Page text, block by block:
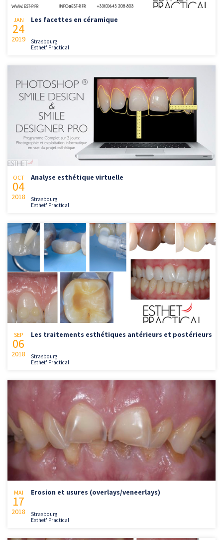
JAN
24
2019
Les facettes en céramique
Strasbourg
Esthet' Practical
OCT
04
2018
Analyse esthétique virtuelle
Strasbourg
Esthet' Practical
SEP
06
2018
Les traitements esthétiques antérieurs et postérieurs
Strasbourg
Esthet' Practical
MAI
17
2018
Erosion et usures (overlays/veneerlays)
Strasbourg
Esthet' Practical